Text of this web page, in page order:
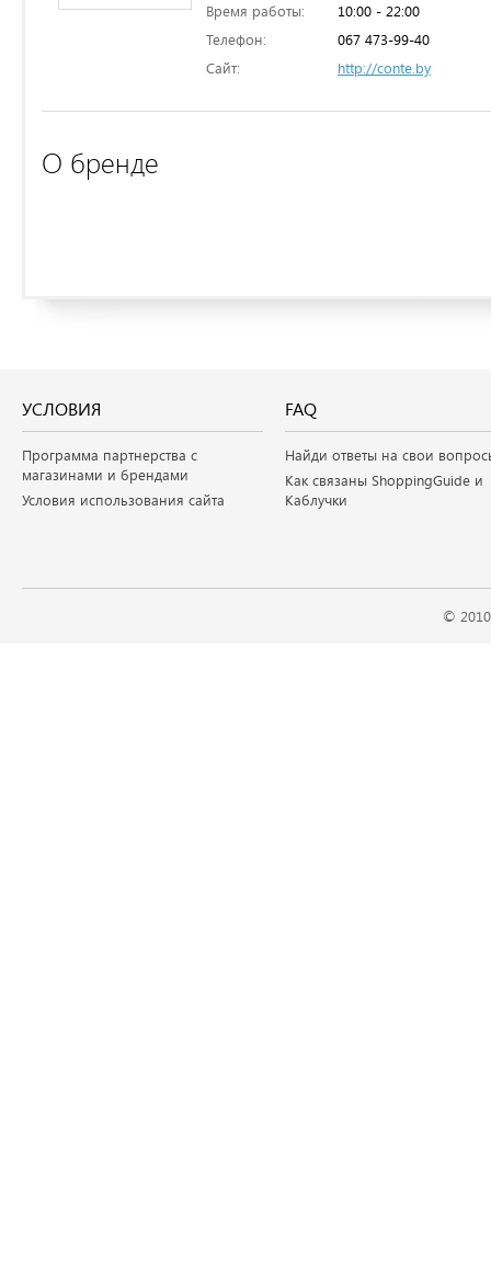
Время работы:
10:00 - 22:00
Телефон:
067 473-99-40
Сайт:
http://conte.by
О бренде
УСЛОВИЯ
Программа партнерства с
магазинами и брендами
Условия использования сайта
FAQ
Найди ответы на свои
Как связаны ShoppingGuide и
Каблучки
©